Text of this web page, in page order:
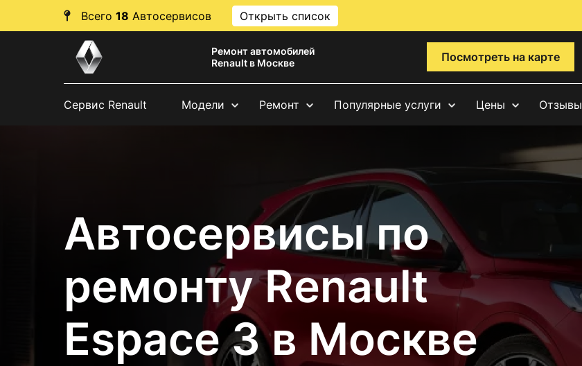
Всего 18 Автосервисов Открыть список
Ремонт автомобилей
Renault в Москве
Посмотреть на карте
Сервис Renault Модели Ремонт Популярные услуги Цены Отзывы
Автосервисы по
ремонту Renault
Espace 3 в Москве